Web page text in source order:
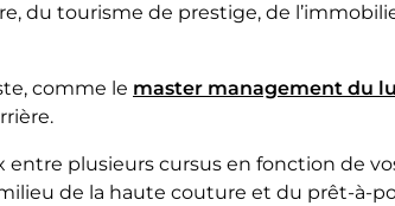
du tourisme de prestige, de
comme le master management du
entre plusieurs cursus en fonction de
de la haute couture et du prêt-à-